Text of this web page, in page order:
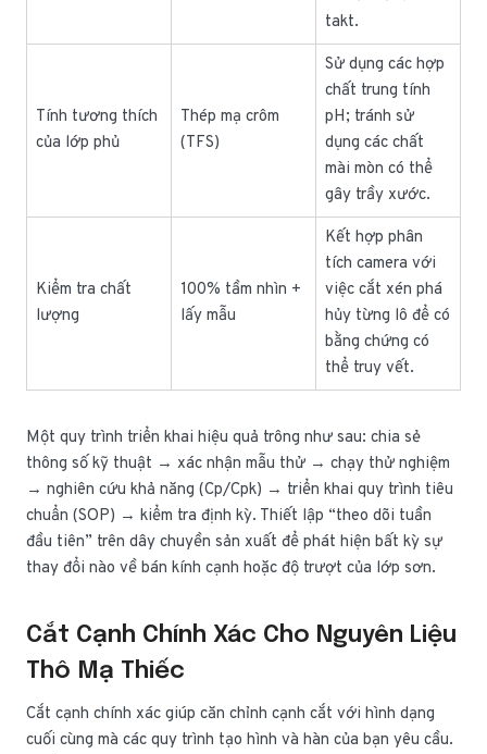
takt.
Tính tương thích
của lớp phủ
Thép mạ crôm
(TFS)
Sử dụng các hợp
chất trung tính
pH; tránh sử
dụng các chất
mài mòn có thể
gây trầy xước.
Kiểm tra chất
lượng
100% tầm nhìn +
lấy mẫu
Kết hợp phân
tích camera với
việc cắt xén phá
hủy từng lô để có
bằng chứng có
thể truy vết.
Một quy trình triển khai hiệu quả trông như sau: chia sẻ
thông số kỹ thuật → xác nhận mẫu thử → chạy thử nghiệm
→ nghiên cứu khả năng (Cp/Cpk) → triển khai quy trình tiêu
chuẩn (SOP) → kiểm tra định kỳ. Thiết lập “theo dõi tuần
đầu tiên” trên dây chuyền sản xuất để phát hiện bất kỳ sự
thay đổi nào về bán kính cạnh hoặc độ trượt của lớp sơn.
Cắt Cạnh Chính Xác Cho Nguyên Liệu
Thô Mạ Thiếc
Cắt cạnh chính xác giúp căn chỉnh cạnh cắt với hình dạng
cuối cùng mà các quy trình tạo hình và hàn của bạn yêu cầu.